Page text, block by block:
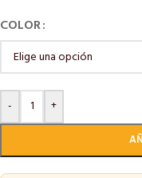
COLOR
-
+